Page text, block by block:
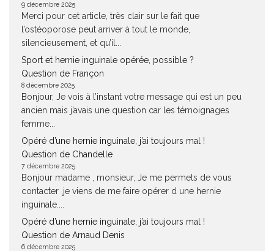
9 décembre 2025
Merci pour cet article, très clair sur le fait que
l’ostéoporose peut arriver à tout le monde,
silencieusement, et qu’il...
Sport et hernie inguinale opérée, possible ?
Question de Françon
8 décembre 2025
Bonjour, Je vois à l’instant votre message qui est un peu
ancien mais j’avais une question car les témoignages
femme...
Opéré d’une hernie inguinale, j’ai toujours mal !
Question de Chandelle
7 décembre 2025
Bonjour madame , monsieur, Je me permets de vous
contacter ,je viens de me faire opérer d une hernie
inguinale....
Opéré d’une hernie inguinale, j’ai toujours mal !
Question de Arnaud Denis
6 décembre 2025